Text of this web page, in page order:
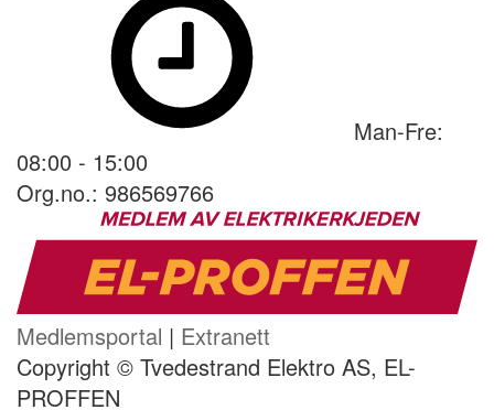
Man-Fre:
08:00 - 15:00
Org.no.: 986569766
Medlemsportal | Extranett
Copyright © Tvedestrand Elektro AS, EL-
PROFFEN